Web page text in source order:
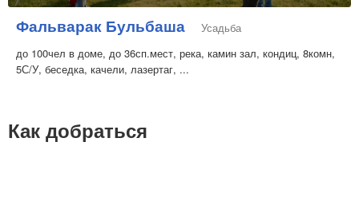
Фальварак Бульбаша
Усадьба
до 100чел в доме, до 36сп.мест, река, камин зал, кондиц, 8комн,
5С/У, беседка, качели, лазертаг, ...
Как добраться